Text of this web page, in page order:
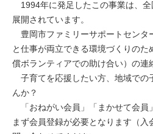
1994年に発足したこの事業は、
展開されています。
豊岡市ファミリーサポートセンタ
と仕事が両立できる環境づくりの
償ボランティアでの助け合い）の連
子育てを応援したい方、地域での
んか？
「おねがい会員」「まかせて会員
まず会員登録が必要となります（入